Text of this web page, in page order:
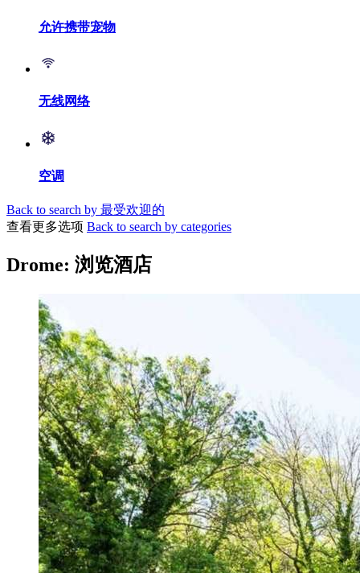
允许携带宠物
无线网络
空调
Back to search by 最受欢迎的
查看更多选项 Back to search by categories
Drome: 浏览酒店